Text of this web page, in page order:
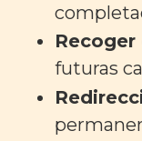
futuras